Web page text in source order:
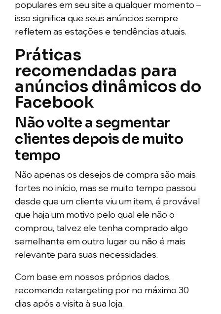
populares em seu site a qualquer momento –
isso significa que seus anúncios sempre
refletem as estações e tendências atuais.
Práticas
recomendadas para
anúncios dinâmicos do
Facebook
Não volte a segmentar
clientes depois de muito
tempo
Não apenas os desejos de compra são mais
fortes no início, mas se muito tempo passou
desde que um cliente viu um item, é provável
que haja um motivo pelo qual ele não o
comprou, talvez ele tenha comprado algo
semelhante em outro lugar ou não é mais
relevante para suas necessidades.
Com base em nossos próprios dados,
recomendo retargeting por no máximo 30
dias após a visita à sua loja.